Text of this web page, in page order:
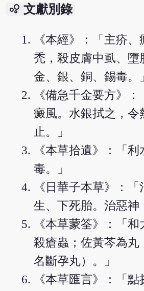
bubble_chart 文獻別錄
《本經》：「主疥
禿，殺皮膚中虱、墮
金、銀、銅、錫毒。
《備急千金要方》
癜風。水銀拭之，令
止。」
《本草拾遺》：「
毒。」
《日華子本草》：
生、下死胎。治惡神
《本草蒙筌》：「
殺瘡蟲；佐黃芩為丸
名斷孕丸）。」
《本草匯言》：「點